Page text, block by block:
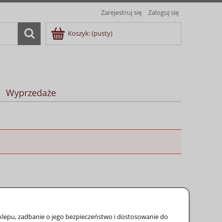
zadbanie o jego bezpieczeństwo i dostosowanie do
Zarejestruj się Zaloguj się
Koszyk:(pusty)
Wyprzedaże